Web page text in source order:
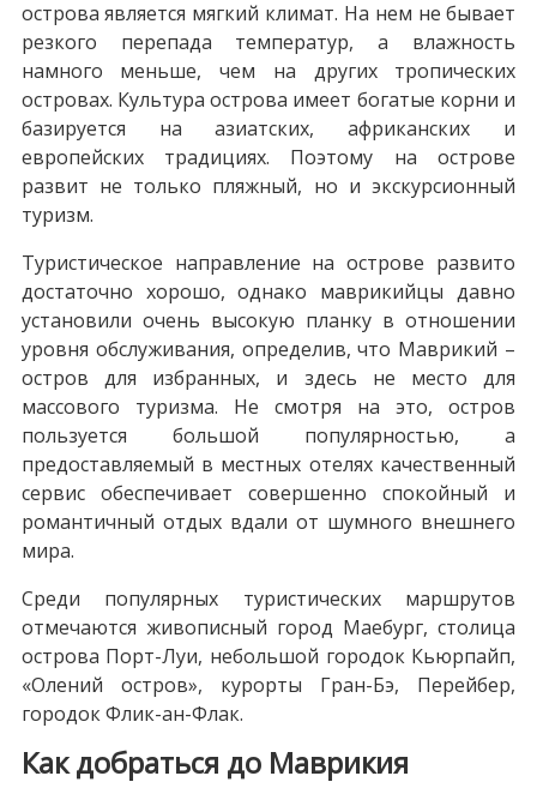
острова является мягкий климат. На нем не бывает
резкого перепада температур, а влажность
намного меньше, чем на других тропических
островах. Культура острова имеет богатые корни и
базируется на азиатских, африканских и
европейских традициях. Поэтому на острове
развит не только пляжный, но и экскурсионный
туризм.
Туристическое направление на острове развито
достаточно хорошо, однако маврикийцы давно
установили очень высокую планку в отношении
уровня обслуживания, определив, что Маврикий –
остров для избранных, и здесь не место для
массового туризма. Не смотря на это, остров
пользуется большой популярностью, а
предоставляемый в местных отелях качественный
сервис обеспечивает совершенно спокойный и
романтичный отдых вдали от шумного внешнего
мира.
Среди популярных туристических маршрутов
отмечаются живописный город Маебург, столица
острова Порт-Луи, небольшой городок Кьюрпайп,
«Олений остров», курорты Гран-Бэ, Перейбер,
городок Флик-ан-Флак.
Как добраться до Маврикия